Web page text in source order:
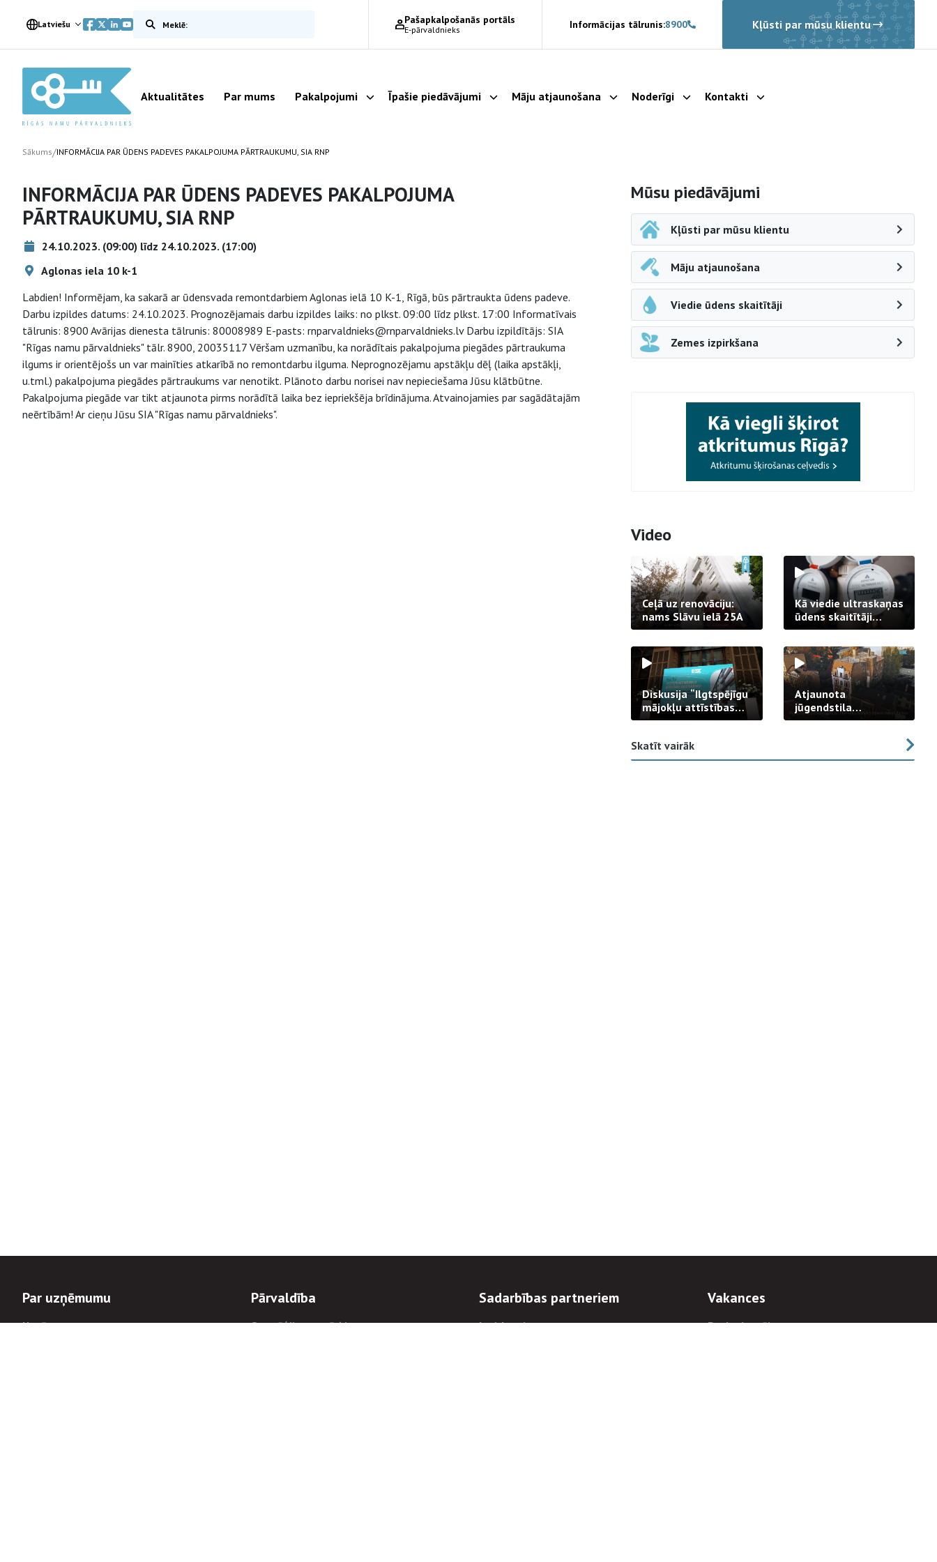
Latviešu Meklēt vietnē Pašapkalpošanās portāls
E-pārvaldnieks Informācijas tālrunis:8900 Kļūsti par mūsu klientu
Aktualitātes Par mums Pakalpojumi Parādīt apakšizvēlni
Īpašie piedāvājumi Parādīt apakšizvēlni
Māju atjaunošana Parādīt apakšizvēlni
Noderīgi Parādīt apakšizvēlni
Kontakti Parādīt apakšizvēlni
Sākums/INFORMĀCIJA PAR ŪDENS PADEVES PAKALPOJUMA PĀRTRAUKUMU, SIA RNP
INFORMĀCIJA PAR ŪDENS PADEVES PAKALPOJUMA
PĀRTRAUKUMU, SIA RNP
24.10.2023. (09:00) līdz 24.10.2023. (17:00)
Aglonas iela 10 k-1
Labdien! Informējam, ka sakarā ar ūdensvada remontdarbiem Aglonas ielā 10 K-1, Rīgā, būs pārtraukta ūdens padeve.
Darbu izpildes datums: 24.10.2023. Prognozējamais darbu izpildes laiks: no plkst. 09:00 līdz plkst. 17:00 Informatīvais
tālrunis: 8900 Avārijas dienesta tālrunis: 80008989 E-pasts: rnparvaldnieks@rnparvaldnieks.lv Darbu izpildītājs: SIA
"Rīgas namu pārvaldnieks" tālr. 8900, 20035117 Vēršam uzmanību, ka norādītais pakalpojuma piegādes pārtraukuma
ilgums ir orientējošs un var mainīties atkarībā no remontdarbu ilguma. Neprognozējamu apstākļu dēļ (laika apstākļi,
u.tml.) pakalpojuma piegādes pārtraukums var nenotikt. Plānoto darbu norisei nav nepieciešama Jūsu klātbūtne.
Pakalpojuma piegāde var tikt atjaunota pirms norādītā laika bez iepriekšēja brīdinājuma. Atvainojamies par sagādātajām
neērtībām! Ar cieņu Jūsu SIA "Rīgas namu pārvaldnieks".
Sāna navigācija
Mūsu piedāvājumi
Kļūsti par mūsu klientu
Māju atjaunošana
Viedie ūdens skaitītāji
Zemes izpirkšana
Video
Ceļā uz renovāciju:
nams Slāvu ielā 25A
Kā viedie ultraskaņas
ūdens skaitītāji
strādā praksē
Diskusija “Ilgtspējīgu
mājokļu attīstības
izaicinājums”
Atjaunota
jūgendstila
arhitektūras pērles
Skatīt vairāk
Par uzņēmumu
Uzņēmums
Pārvaldība
Stratēģija un mērķi
Sadarbības partneriem
Iepirkumi
Vakances
Darba iespējas